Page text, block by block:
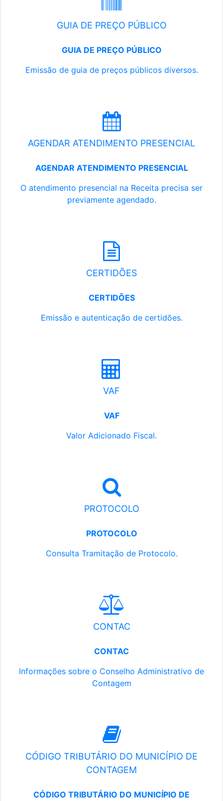
GUIA DE PREÇO PÚBLICO
GUIA DE PREÇO PÚBLICO
Emissão de guia de preços públicos diversos.
AGENDAR ATENDIMENTO PRESENCIAL
AGENDAR ATENDIMENTO PRESENCIAL
O atendimento presencial na Receita precisa ser
previamente agendado.
CERTIDÕES
CERTIDÕES
Emissão e autenticação de certidões.
VAF
VAF
Valor Adicionado Fiscal.
PROTOCOLO
PROTOCOLO
Consulta Tramitação de Protocolo.
CONTAC
CONTAC
Informações sobre o Conselho Administrativo de
Contagem
CÓDIGO TRIBUTÁRIO DO MUNICÍPIO DE
CONTAGEM
CÓDIGO TRIBUTÁRIO DO MUNICÍPIO DE